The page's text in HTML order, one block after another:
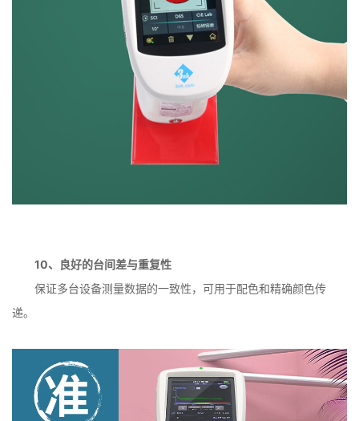
10、良好的台间差与重复性
保证多台设备测量数据的一致性，可用于配色和精确颜色传
递。